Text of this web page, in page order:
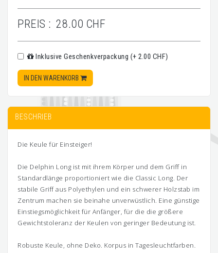
PREIS : 28.00 CHF
Inklusive Geschenkverpackung (+ 2.00 CHF)
IN DEN WARENKORB
BESCHRIEB
Die Keule für Einsteiger!
Die Delphin Long ist mit ihrem Körper und dem Griff in
Standardlänge proportioniert wie die Classic Long. Der
stabile Griff aus Polyethylen und ein schwerer Holzstab im
Zentrum machen sie beinahe unverwüstlich. Eine günstige
Einstiegsmöglichkeit für Anfänger, für die die größere
Gewichtstoleranz der Keulen von geringer Bedeutung ist.
Robuste Keule, ohne Deko. Korpus in Tagesleuchtfarben.